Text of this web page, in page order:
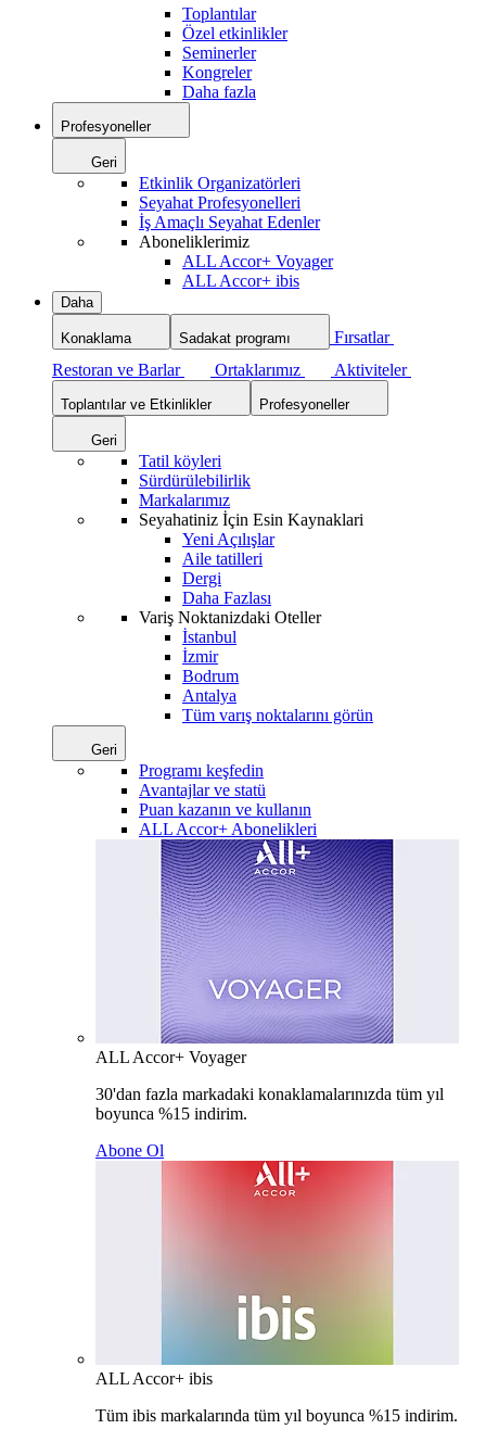
Toplantılar
Özel etkinlikler
Seminerler
Kongreler
Daha fazla
Profesyoneller
Geri
Etkinlik Organizatörleri
Seyahat Profesyonelleri
İş Amaçlı Seyahat Edenler
Aboneliklerimiz
ALL Accor+ Voyager
ALL Accor+ ibis
Daha
Konaklama Sadakat programı
Fırsatlar
Restoran ve Barlar
Ortaklarımız Aktiviteler
Toplantılar ve Etkinlikler Profesyoneller
Geri
Tatil köyleri
Sürdürülebilirlik
Markalarımız
Seyahatiniz İçin Esin Kaynaklari
Yeni Açılışlar
Aile tatilleri
Dergi
Daha Fazlası
Variş Noktanizdaki Oteller
İstanbul
İzmir
Bodrum
Antalya
Tüm varış noktalarını görün
Geri
Programı keşfedin
Avantajlar ve statü
Puan kazanın ve kullanın
ALL Accor+ Abonelikleri
ALL Accor+ Voyager
30'dan fazla markadaki konaklamalarınızda tüm yıl
boyunca %15 indirim.
Abone Ol
ALL Accor+ ibis
Tüm ibis markalarında tüm yıl boyunca %15 indirim.